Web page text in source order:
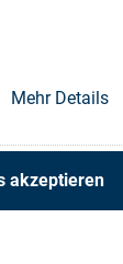
Mehr Details
akzeptieren